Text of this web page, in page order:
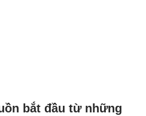
bắt đầu từ những